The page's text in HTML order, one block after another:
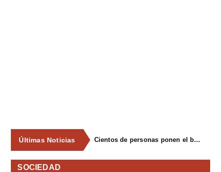
Últimas Noticias Cientos de personas ponen el broche final a las fiestas de La Salud de Lieres con la tradicional merienda
SOCIEDAD